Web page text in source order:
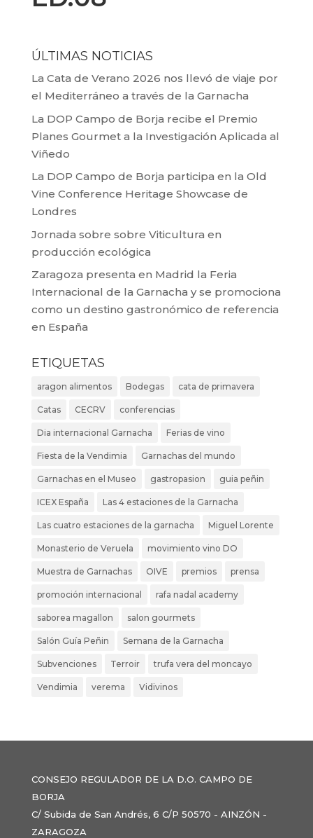
ÚLTIMAS NOTICIAS
La Cata de Verano 2026 nos llevó de viaje por
el Mediterráneo a través de la Garnacha
La DOP Campo de Borja recibe el Premio
Planes Gourmet a la Investigación Aplicada al
Viñedo
La DOP Campo de Borja participa en la Old
Vine Conference Heritage Showcase de
Londres
Jornada sobre sobre Viticultura en
producción ecológica
Zaragoza presenta en Madrid la Feria
Internacional de la Garnacha y se promociona
como un destino gastronómico de referencia
en España
ETIQUETAS
aragon alimentos Bodegas cata de primavera
Catas CECRV conferencias
Dia internacional Garnacha Ferias de vino
Fiesta de la Vendimia Garnachas del mundo
Garnachas en el Museo gastropasion guia peñin
ICEX España Las 4 estaciones de la Garnacha
Las cuatro estaciones de la garnacha Miguel Lorente
Monasterio de Veruela movimiento vino DO
Muestra de Garnachas OIVE premios prensa
promoción internacional rafa nadal academy
saborea magallon salon gourmets
Salón Guía Peñin Semana de la Garnacha
Subvenciones Terroir trufa vera del moncayo
Vendimia verema Vidivinos
CONSEJO REGULADOR DE LA D.O. CAMPO DE
BORJA
C/ Subida de San Andrés, 6 C/P 50570 - AINZÓN -
ZARAGOZA